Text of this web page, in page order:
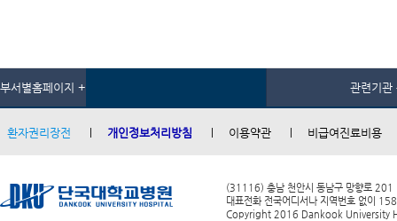
부서별홈페이지 + 관련기관
환자권리장전 개인정보처리방침 이용약관 비급여진료비용
(31116) 충남 천안시 동남구 망향로 201
대표전화 전국어디서나 지역번호 없이
Copyright 2016 Dankook University